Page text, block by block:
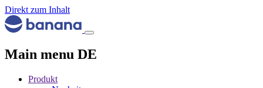
Direkt zum Inhalt
Main menu DE
Produkt